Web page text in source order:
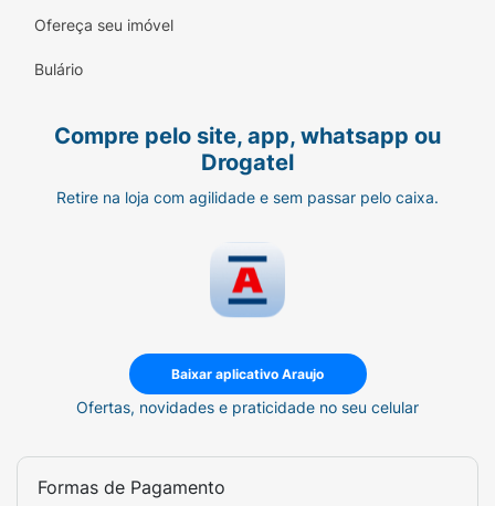
Ofereça seu imóvel
Bulário
Compre pelo site, app, whatsapp ou
Drogatel
Retire na loja com agilidade e sem passar pelo caixa.
Baixar aplicativo Araujo
Ofertas, novidades e praticidade no seu celular
Formas de Pagamento